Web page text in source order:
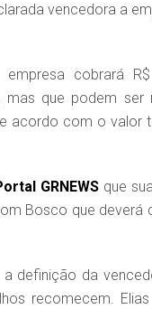
vencedora a
cobrará
mas que podem
acordo com o valor
GRNEWSque
Bosco que deverá
definição da
recomecem.